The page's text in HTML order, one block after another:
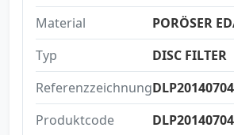
Material
PORÖSER
Typ
DISC FILTER
Referenzzeichnung
Produktcode